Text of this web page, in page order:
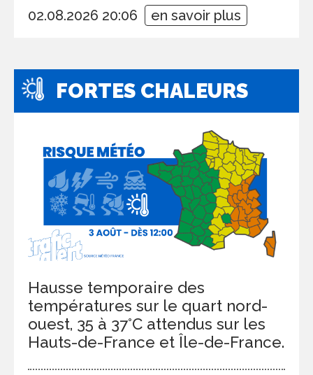
02.08.2026 20:06 en savoir plus
FORTES CHALEURS
Hausse temporaire des
températures sur le quart nord-
ouest, 35 à 37°C attendus sur les
Hauts-de-France et Île-de-France.